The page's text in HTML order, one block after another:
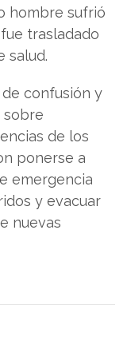
hombre sufrió
trasladado
salud.
confusión y
sobre
de los
ponerse a
emergencia
y evacuar
nuevas